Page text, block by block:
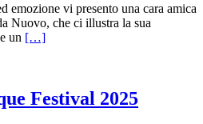
emozione vi presento una cara amica
Nuovo, che ci illustra la sua
un […]
Festival 2025